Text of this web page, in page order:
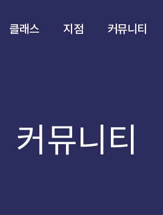
클래스 지점 커뮤니티
커뮤니티